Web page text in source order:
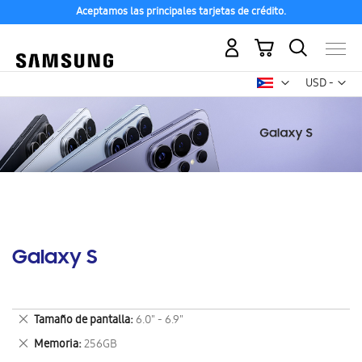
Aceptamos las principales tarjetas de crédito.
USD -
dólar
Mi carrito
Galaxy S
Tamaño de pantalla 6.0" - 6.9"
Eliminar
este
artículo
Memoria 256GB
Eliminar